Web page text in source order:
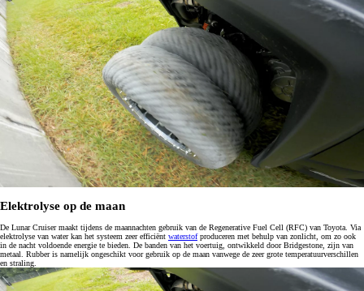
Elektrolyse op de maan
De Lunar Cruiser maakt tijdens de maannachten gebruik van de Regenerative Fuel Cell (RFC) van Toyota. Via
elektrolyse van water kan het systeem zeer efficiënt waterstofproduceren met behulp van zonlicht, om zo ook
in de nacht voldoende energie te bieden. De banden van het voertuig, ontwikkeld door Bridgestone, zijn van
metaal. Rubber is namelijk ongeschikt voor gebruik op de maan vanwege de zeer grote temperatuurverschillen
en straling.